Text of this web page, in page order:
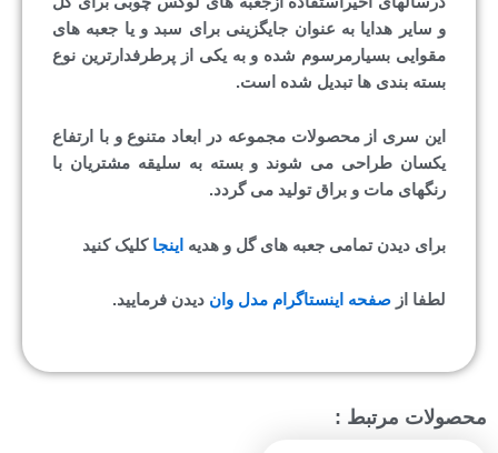
و سایر هدایا به عنوان جایگزینی برای سبد و یا جعبه های
مقوایی بسیارمرسوم شده و به یکی از پرطرفدارترین نوع
بسته بندی ها تبدیل شده است.
این سری از محصولات مجموعه در ابعاد متنوع و با ارتفاع
یکسان طراحی می شوند و بسته به سلیقه مشتریان با
رنگهای مات و براق تولید می گردد.
برای دیدن تمامی جعبه های گل و هدیه اینجا کلیک کنید
لطفا از صفحه اینستاگرام مدل وان دیدن فرمایید.
محصولات مرتبط :